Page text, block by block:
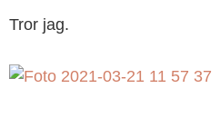
Tror jag.